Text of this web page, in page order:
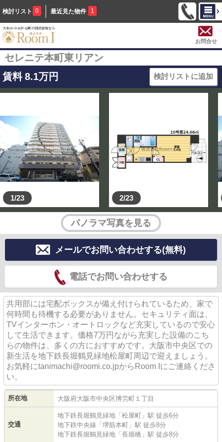
検討リスト 0 最近見た物件 1
お問合せ
セレニテ本町東リアン
賃料 8.1万円 検討リストに追加
1/23 2/23
パノラマ写真を見る
メールでお問い合わせする(無料)
電話でお問い合わせする
共用部には宅配ボックスが備え付けられているため、家で
何時間も待機する必要がありません。セキュリティ面は、
TVインターホン・オートロックなど充実しているので安心
して生活できます。価格7万円ながら充実した設備のこち
らの物件は、多くの方におすすめです。大阪市中央区での
新生活を地下鉄長堀鶴見緑地松屋町周辺で迎えましょう。
お気軽にtanimachi@roomi.co.jpからRoom Iにご連絡くださ
い。
所在地 大阪府大阪市中央区博労町 １丁目
交通
地下鉄長堀鶴見緑地 「 松屋町 」駅 徒歩6分
地下鉄中央線 「 堺筋本町 」駅 徒歩8分
地下鉄長堀鶴見緑地 「 長堀橋 」駅 徒歩8分